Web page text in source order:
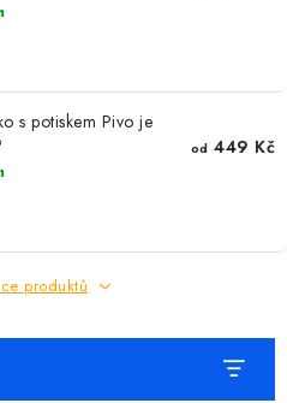
s potiskem Pivo je
od 449 Kč
produktů